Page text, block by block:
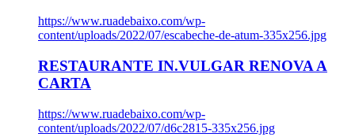
https://www.ruadebaixo.com/wp-
content/uploads/2022/07/escabeche-de-atum-335x256.jpg
RESTAURANTE IN.VULGAR RENOVA A
CARTA
https://www.ruadebaixo.com/wp-
content/uploads/2022/07/d6c2815-335x256.jpg